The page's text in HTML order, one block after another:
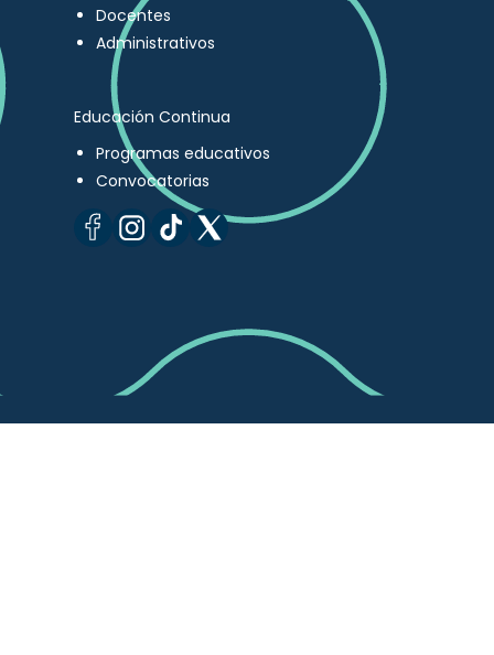
Docentes
Administrativos
Educación Continua
Programas educativos
Convocatorias